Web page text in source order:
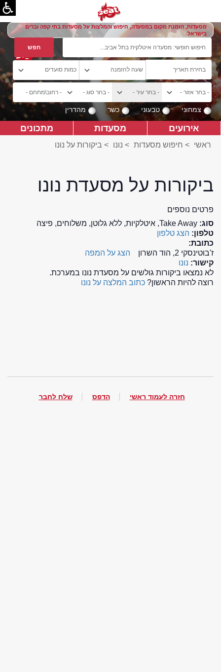
מסעדות, הזמנת מקום במסעדה, חיפוש והמלצות על מסעדות בתי קפה וברים
בישראל
צמחוני טבעוני כשר מהדרין
אירועים מסעדות מתכונים
ראשי > חיפוש מסעדות > נונו > ביקורות על נונו
ביקורות על מסעדת נונו
פרטים נוספים
סוג: Take Away, איטלקיות, ללא גלוטן, משלוחים, פיצה
טלפון: הצג טלפון
כתובת:
ז'בוטינסקי 2, הוד השרון
הצג על המפה
קישור: נונו
לא נמצאו ביקורות גולשים על מסעדת נונו במערכת.
רוצה להיות הראשון? כתוב המלצה על נונו
חזרה לעמוד ראשי הדפס שלח לחבר